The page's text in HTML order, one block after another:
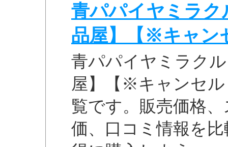
青パパイヤミラク
品屋】【※キャン
青パパイヤミラク
屋】【※キャンセル
覧です。販売価格
価、口コミ情報を